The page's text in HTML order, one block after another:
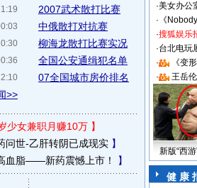
>>
2007武术散打比赛
中俄散打对抗赛
柳海龙散打比赛实况
全国公安通缉犯名单
07全国城市房价排名
少女兼职月赚10万】
问世-乙肝转阴已成现实】
血脂——新药震憾上市！ 】
·美女办公
· 《
·搜狐娱乐
·台北电玩
·
《变
·
王岳
新版“西
健 康